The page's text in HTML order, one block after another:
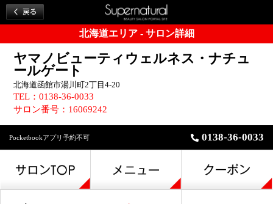
北海道エリア - サロン詳細
ヤマノビューティウェルネス・ナチュ
ールゲート
北海道函館市湯川町2丁目4-20
TEL：0138-36-0033
サロン番号：16069242
Pocketbookアプリ予約不可 0138-36-0033